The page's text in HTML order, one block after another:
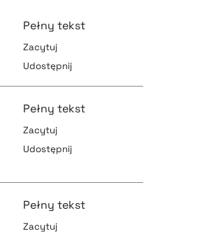
Pełny tekst
Zacytuj
Udostępnij
Pełny tekst
Zacytuj
Udostępnij
Pełny tekst
Zacytuj